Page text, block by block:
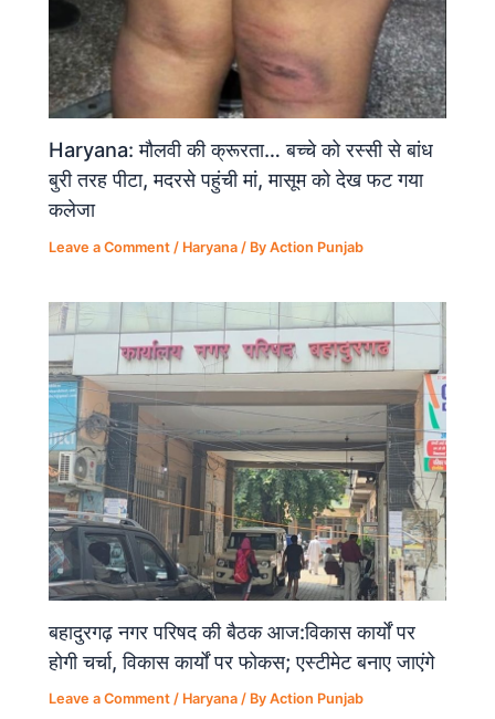
Haryana: मौलवी की क्रूरता… बच्चे को रस्सी से बांध
बुरी तरह पीटा, मदरसे पहुंची मां, मासूम को देख फट गया
कलेजा
Leave a Comment / Haryana / ByAction Punjab
बहादुरगढ़ नगर परिषद की बैठक आज:विकास कार्यों पर
होगी चर्चा, विकास कार्यों पर फोकस; एस्टीमेट बनाए जाएंगे
Leave a Comment / Haryana / ByAction Punjab